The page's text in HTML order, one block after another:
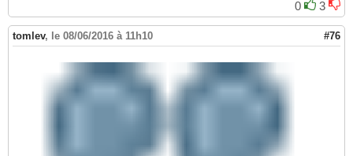
0
3
tomlev, le 08/06/2016 à 11h10 #76